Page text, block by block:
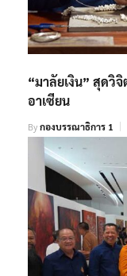
“มาลัยเงิน” สุดวิ
อาเซียน
Byกองบรรณาธิการ 1